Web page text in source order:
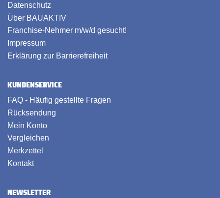
Datenschutz
Über BAUAKTIV
Franchise-Nehmer m/w/d gesucht!
Impressum
Erklärung zur Barrierefreiheit
KUNDENSERVICE
FAQ - Häufig gestellte Fragen
Rücksendung
Mein Konto
Vergleichen
Merkzettel
Kontakt
NEWSLETTER